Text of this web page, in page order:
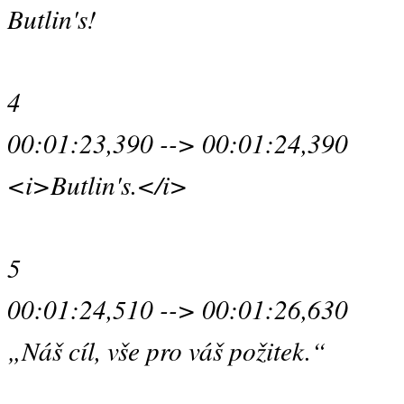
Butlin's!
4
00:01:23,390 --> 00:01:24,390
<i>Butlin's.</i>
5
00:01:24,510 --> 00:01:26,630
„Náš cíl, vše pro váš požitek.“